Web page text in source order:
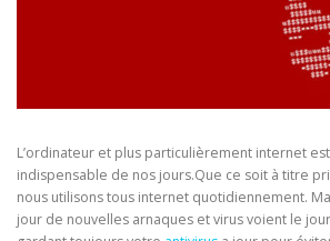
L’ordinateur et plus particulièrement internet
indispensable de nos jours.Que ce soit à titre
nous utilisons tous internet quotidiennement.
jour de nouvelles arnaques et virus voient le